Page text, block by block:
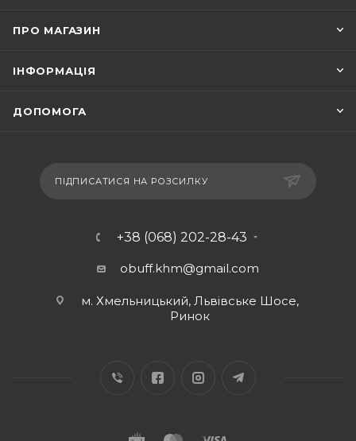
ПРО МАГАЗИН
ІНФОРМАЦІЯ
ДОПОМОГА
ПІДПИСАТИСЯ НА РОЗСИЛКУ
+38 (068) 202-28-43
obuff.khm@gmail.com
м. Хмельницький, Львівське Шосе,
Ринок